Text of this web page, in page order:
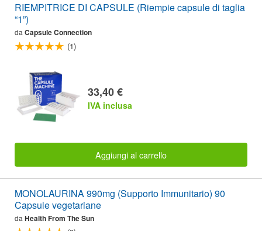
RIEMPITRICE DI CAPSULE (Riempie capsule di taglia
“1”)
da Capsule Connection
(1)
33,40 €
IVA inclusa
Aggiungi al carrello
MONOLAURINA 990mg (Supporto Immunitario) 90
Capsule vegetariane
da Health From The Sun